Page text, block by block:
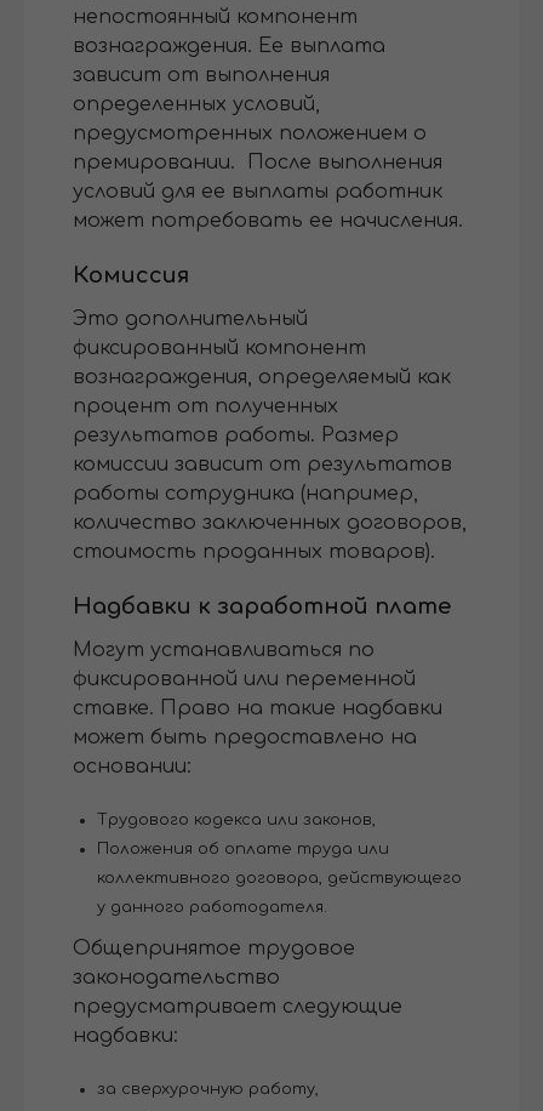
непостоянный компонент
вознаграждения. Ее выплата
зависит от выполнения
определенных условий,
предусмотренных положением о
премировании. После выполнения
условий для ее выплаты работник
может потребовать ее начисления.
Комиссия
Это дополнительный
фиксированный компонент
вознаграждения, определяемый как
процент от полученных
результатов работы. Размер
комиссии зависит от результатов
работы сотрудника (например,
количество заключенных договоров,
стоимость проданных товаров).
Надбавки к заработной плате
Могут устанавливаться по
фиксированной или переменной
ставке. Право на такие надбавки
может быть предоставлено на
основании:
Трудового кодекса или законов,
Положения об оплате труда или
коллективного договора, действующего
у данного работодателя.
Общепринятое трудовое
законодательство
предусматривает следующие
надбавки:
за сверхурочную работу,